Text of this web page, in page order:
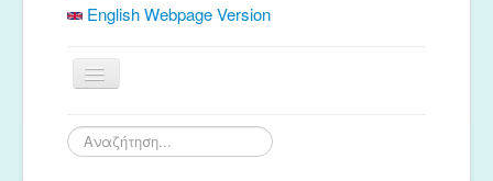
English Webpage Version
Αρχική
Αναζήτηση...